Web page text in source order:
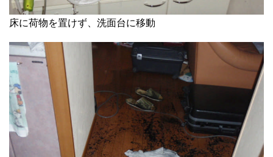
床に荷物を置けず、洗面台に移動